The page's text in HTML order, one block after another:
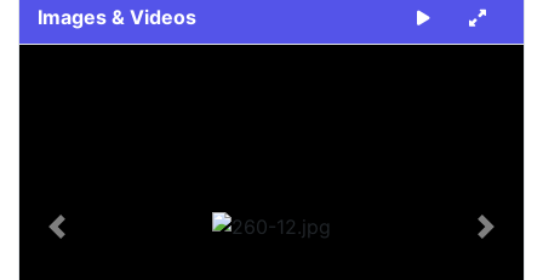
Images & Videos
Previous Next